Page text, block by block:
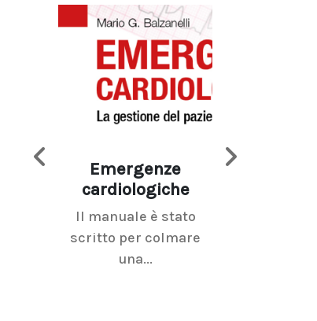
Emergenze
cardiologiche
Il manuale è stato
scritto per colmare
una...